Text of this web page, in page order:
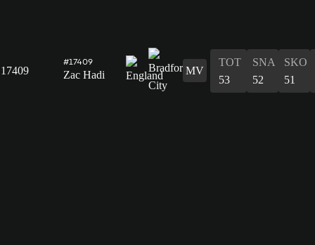
17409
#17409
Zac Hadi MV
TOT
53
SNA
52
SKO
51